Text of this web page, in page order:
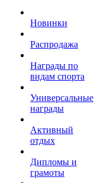
Новинки
Распродажа
Награды по
видам спорта
Универсальные
награды
Активный
отдых
Дипломы и
грамоты